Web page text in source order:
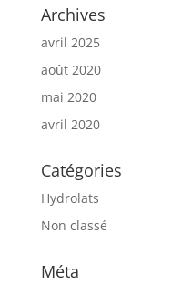
Archives
avril 2025
août 2020
mai 2020
avril 2020
Catégories
Hydrolats
Non classé
Méta